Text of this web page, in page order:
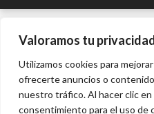
Valoramos tu
Utilizamos cookies para
ofrecerte anuncios o
nuestro tráfico. Al hacer clic
consentimiento para el uso de